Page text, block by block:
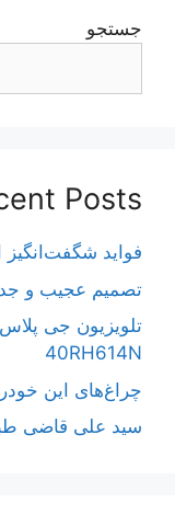
جستجو
Posts
فواید
تصمیم عجیب و
40RH614N
چراغ‌های این
سید علی قاضی